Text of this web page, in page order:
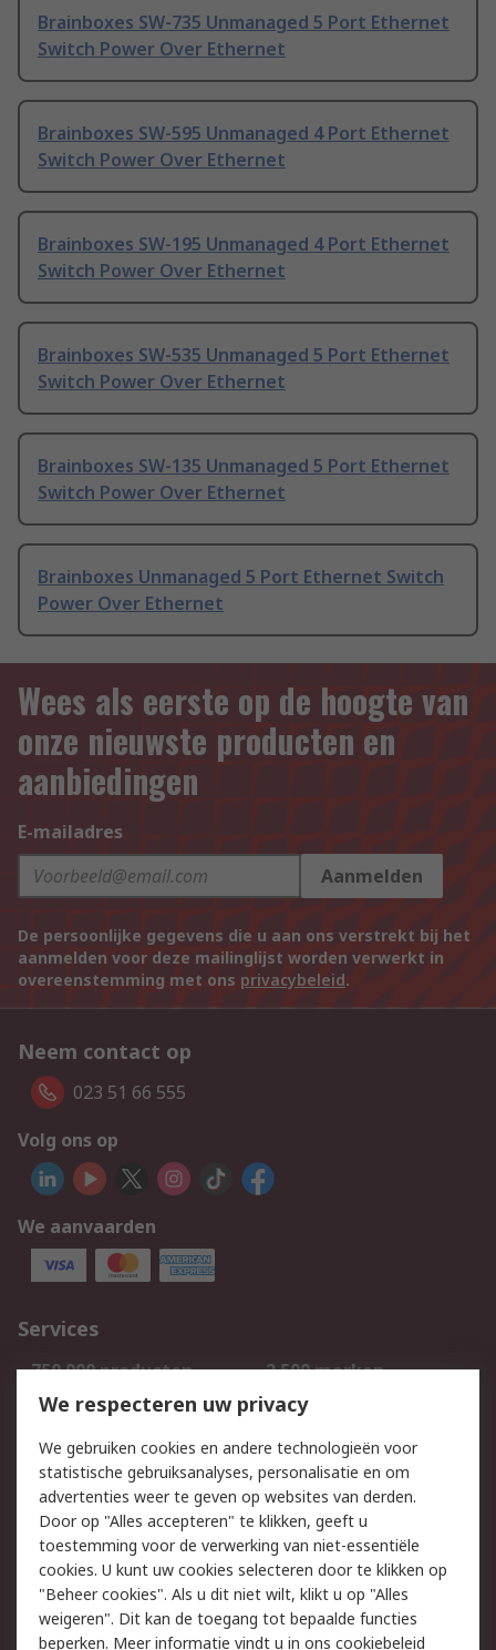
Brainboxes SW-735 Unmanaged 5 Port Ethernet
Switch Power Over Ethernet
Brainboxes SW-595 Unmanaged 4 Port Ethernet
Switch Power Over Ethernet
Brainboxes SW-195 Unmanaged 4 Port Ethernet
Switch Power Over Ethernet
Brainboxes SW-535 Unmanaged 5 Port Ethernet
Switch Power Over Ethernet
Brainboxes SW-135 Unmanaged 5 Port Ethernet
Switch Power Over Ethernet
Brainboxes Unmanaged 5 Port Ethernet Switch
Power Over Ethernet
Wees als eerste op de hoogte van
onze nieuwste producten en
aanbiedingen
E-mailadres
Aanmelden
De persoonlijke gegevens die u aan ons verstrekt bij het
aanmelden voor deze mailinglijst worden verwerkt in
overeenstemming met ons privacybeleid.
Neem contact op
023 51 66 555
Volg ons op
We aanvaarden
Services
750.000 producten
2.500 merken
Bestellen
Inkoopoplossingen
Track & Trace
Wettelijk
Cookiebeleid
Email veiligheid
Privacybeleid
Websitevoorwaarden
Algemene
We respecteren uw privacy
We gebruiken cookies en andere technologieën voor
statistische gebruiksanalyses, personalisatie en om
advertenties weer te geven op websites van derden.
Door op "Alles accepteren" te klikken, geeft u
toestemming voor de verwerking van niet-essentiële
cookies. U kunt uw cookies selecteren door te klikken op
"Beheer cookies". Als u dit niet wilt, klikt u op "Alles
weigeren". Dit kan de toegang tot bepaalde functies
beperken. Meer informatie vindt u in ons cookiebeleid